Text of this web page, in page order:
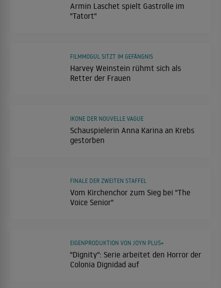
Armin Laschet spielt Gastrolle im
"Tatort"
Harvey Weinstein rühmt sich als
Retter der Frauen
FILMMOGUL SITZT IM GEFÄNGNIS
Schauspielerin Anna Karina an Krebs
gestorben
IKONE DER NOUVELLE VAGUE
Vom Kirchenchor zum Sieg bei "The
Voice Senior"
FINALE DER ZWEITEN STAFFEL
"Dignity": Serie arbeitet den Horror der
Colonia Dignidad auf
EIGENPRODUKTION VON JOYN PLUS+